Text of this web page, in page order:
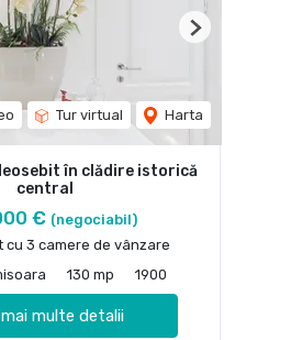
Tur virtual Harta
Next
în clădire istorică
central
€ (negociabil)
cu 3 camere de vânzare
130 mp 1900
multe detalii